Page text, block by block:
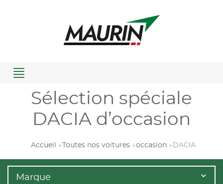
Menu
Sélection spéciale
DACIA d’occasion
Accueil Toutes nos voitures occasion DACIA
Marque